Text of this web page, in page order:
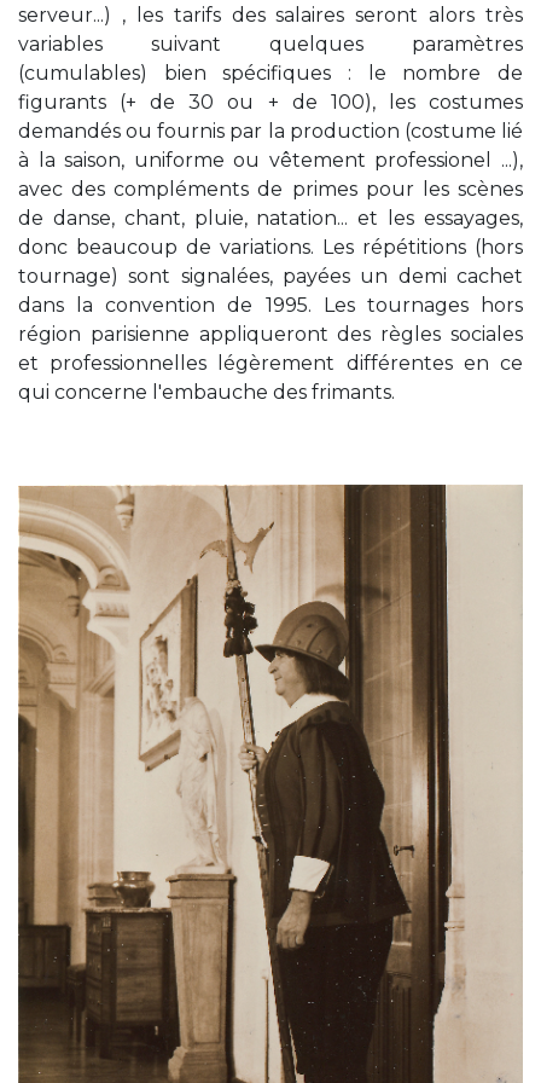
serveur...) , les tarifs des salaires seront alors très
variables suivant quelques paramètres
(cumulables) bien spécifiques : le nombre de
figurants (+ de 30 ou + de 100), les costumes
demandés ou fournis par la production (costume lié
à la saison, uniforme ou vêtement professionel ...),
avec des compléments de primes pour les scènes
de danse, chant, pluie, natation... et les essayages,
donc beaucoup de variations. Les répétitions (hors
tournage) sont signalées, payées un demi cachet
dans la convention de 1995. Les tournages hors
région parisienne appliqueront des règles sociales
et professionnelles légèrement différentes en ce
qui concerne l'embauche des frimants.